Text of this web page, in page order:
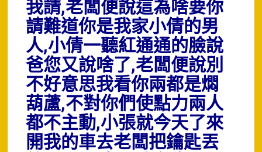
我請,老闆便說這為啥要你
請難道你是我家小倩的男
人,小倩一聽紅通通的臉說
爸您又說啥了,老闆便說別
不好意思我看你兩都是燜
葫蘆,不對你們使點力兩人
都不主動,小張就今天了來
開我的車去老闆把鑰匙丟